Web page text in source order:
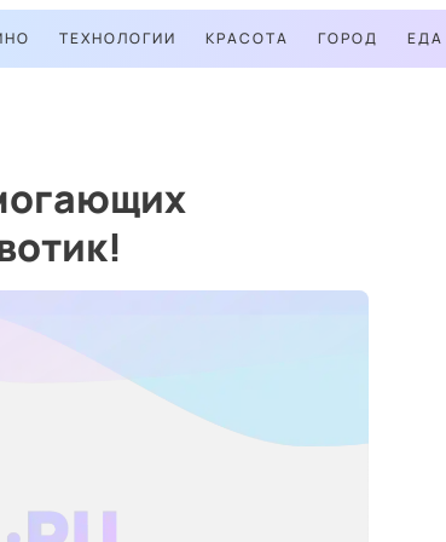
ТЕХНОЛОГИИ КРАСОТА ГОРОД ЕДА